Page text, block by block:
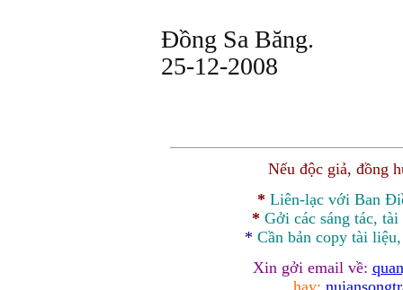
Đồng Sa Băng.
25-12-2008
Nếu độc giả, đồng
* Liên-lạc với Ban
* Gởi các sáng tác,
* Cần bản copy tài
Xin gởi email về:
hay: